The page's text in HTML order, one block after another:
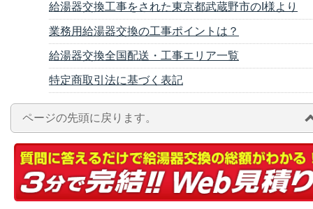
給湯器交換工事をされた東京都武蔵野市のI様より
業務用給湯器交換の工事ポイントは？
給湯器交換全国配送・工事エリア一覧
特定商取引法に基づく表記
ページの先頭に戻ります。